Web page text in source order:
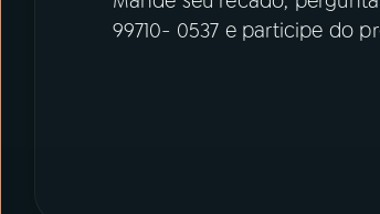
99710- 0537 e participe do